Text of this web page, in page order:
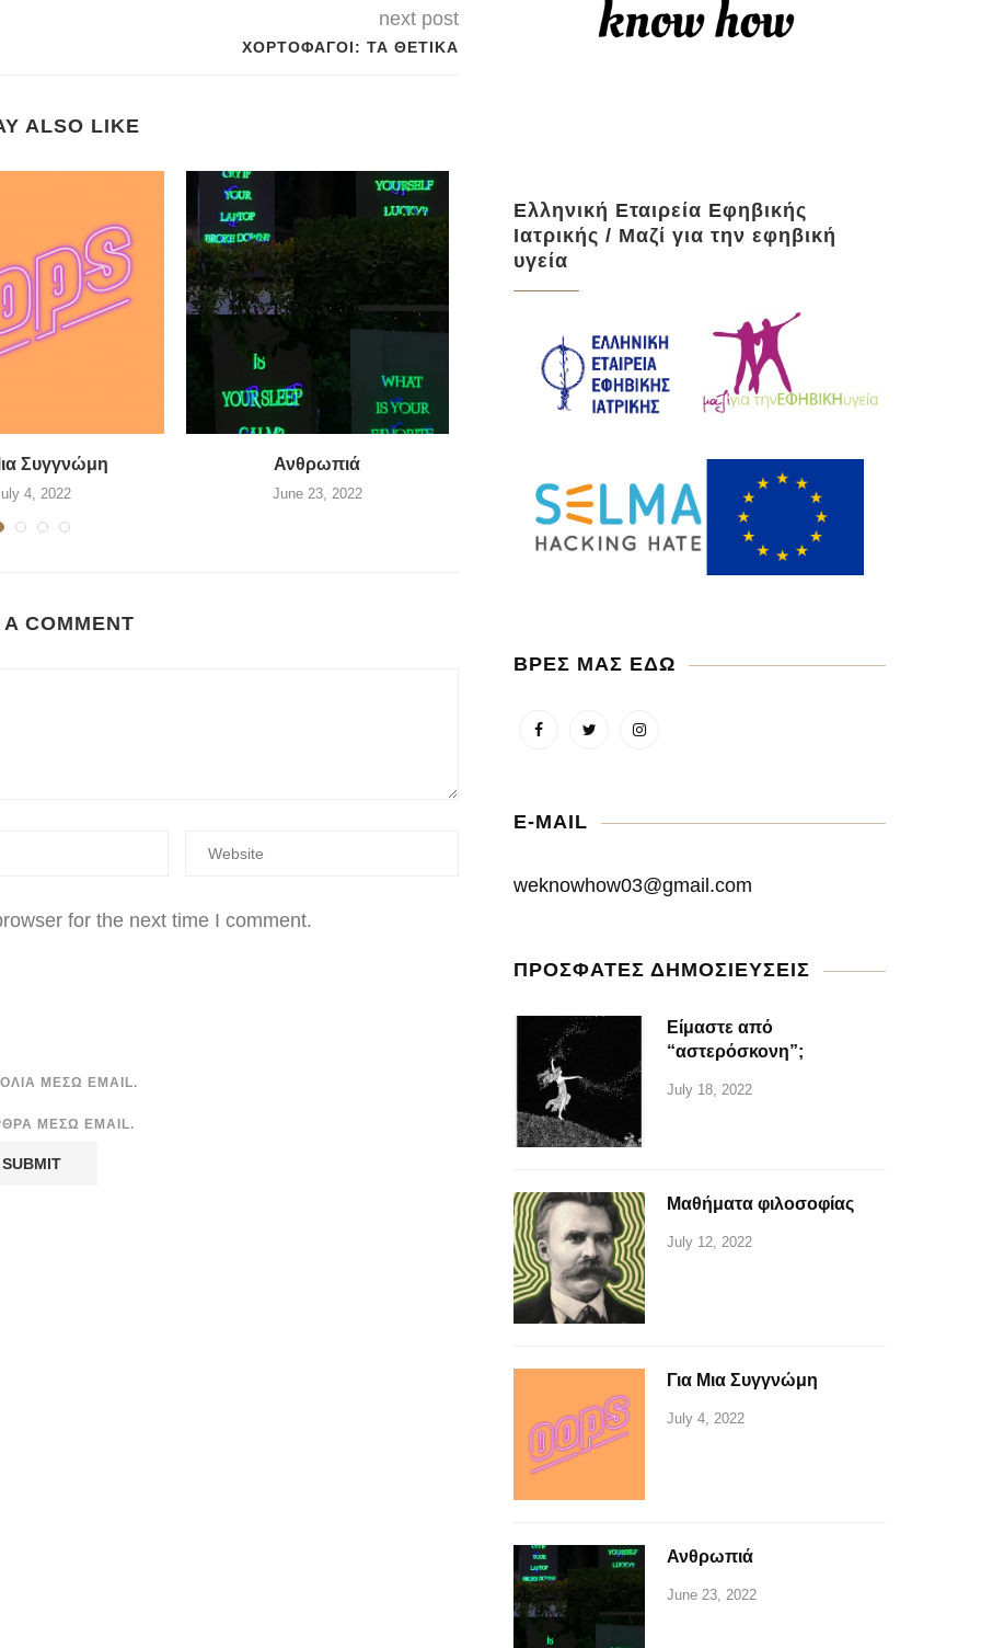
next post
ΧΟΡΤΟΦΆΓΟΙ: ΤΑ ΘΕΤΙΚΆ
ALSO LIKE
Συγγνώμη
4, 2022
Ανθρωπιά
June 23, 2022
Το νόημα της ζωής (βίντεο)
April 26, 2022
Κοσμοσυλλέκτης
COMMENT
for the next time I comment.
ΜΈΣΩ EMAIL.
ΜΈΣΩ EMAIL.
Ελληνική Εταιρεία Εφηβικής
Ιατρικής / Μαζί για την εφηβική
υγεία
ΒΡΕΣ ΜΑΣ ΕΔΩ
E-MAIL
weknowhow03@gmail.com
ΠΡΟΣΦΑΤΕΣ ΔΗΜΟΣΙΕΥΣΕΙΣ
Είμαστε από
“αστερόσκονη”;
July 18, 2022
Μαθήματα φιλοσοφίας
July 12, 2022
Για Μια Συγγνώμη
July 4, 2022
Ανθρωπιά
June 23, 2022